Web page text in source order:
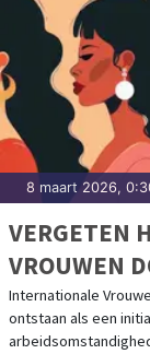
8 maart 2026,
VERGETEN
VROUWEN
Internationale
ontstaan als een